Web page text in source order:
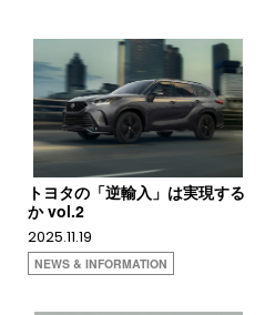
トヨタの「逆輸入」は実現する
か vol.2
2025.11.19
NEWS & INFORMATION